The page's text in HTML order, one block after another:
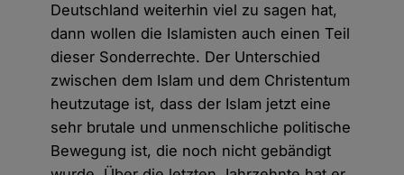
Deutschland weiterhin viel zu sagen hat,
dann wollen die Islamisten auch einen Teil
dieser Sonderrechte. Der Unterschied
zwischen dem Islam und dem Christentum
heutzutage ist, dass der Islam jetzt eine
sehr brutale und unmenschliche politische
Bewegung ist, die noch nicht gebändigt